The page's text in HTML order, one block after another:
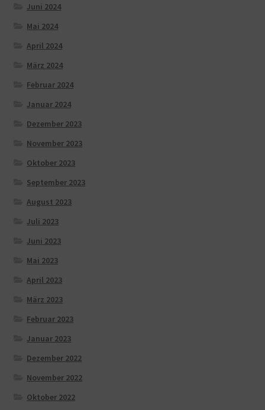
Juni 2024
Mai 2024
April 2024
März 2024
Februar 2024
Januar 2024
Dezember 2023
November 2023
Oktober 2023
September 2023
August 2023
Juli 2023
Juni 2023
Mai 2023
April 2023
März 2023
Februar 2023
Januar 2023
Dezember 2022
November 2022
Oktober 2022